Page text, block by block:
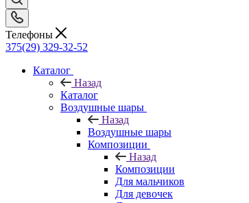
Телефоны
375(29) 329-32-52
Каталог
Назад
Каталог
Воздушные шары
Назад
Воздушные шары
Композиции
Назад
Композиции
Для мальчиков
Для девочек